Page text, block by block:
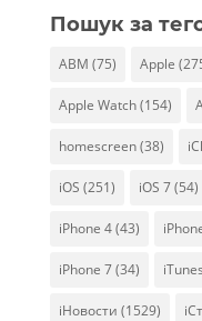
Пошук за
ABM (75) Apple
Apple Watch(154)
homescreen(38)
iOS (251) iOS 7(54)
iPhone 4(43)
iPhone 7(34) iTunes
iНовости (1529)